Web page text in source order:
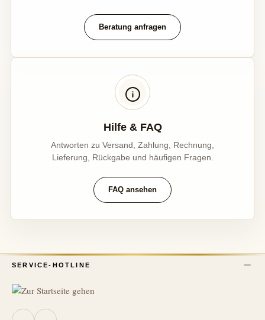
Beratung anfragen
Hilfe & FAQ
Antworten zu Versand, Zahlung, Rechnung,
Lieferung, Rückgabe und häufigen Fragen.
FAQ ansehen
SERVICE-HOTLINE